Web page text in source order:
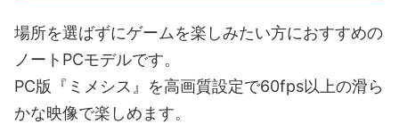
場所を選ばずにゲームを楽しみたい方におすすめの
ノートPCモデルです。
PC版『ミメシス』を高画質設定で60fps以上の滑ら
かな映像で楽しめます。